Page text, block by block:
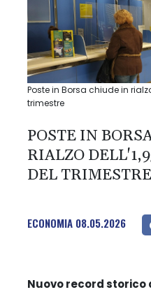
Poste in Borsa chiude in
trimestre
POSTE IN
RIALZO
DEL TRIMESTRE
ECONOMIA 08.05.2026
Nuovo record